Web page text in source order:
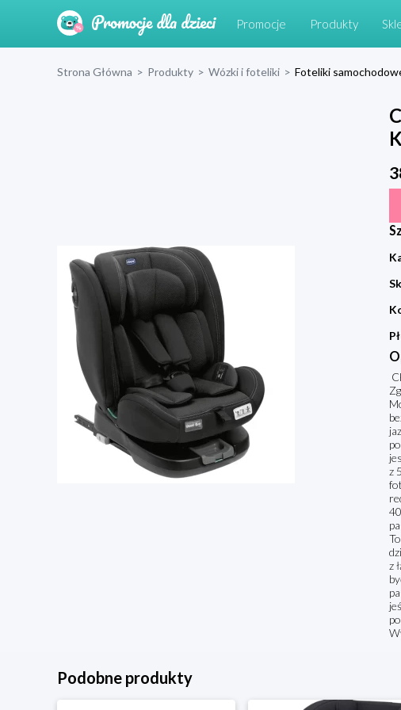
Promocje Produkty
Strona Główna > Produkty > Wózki i foteliki > Foteliki
z
z
Podobne produkty